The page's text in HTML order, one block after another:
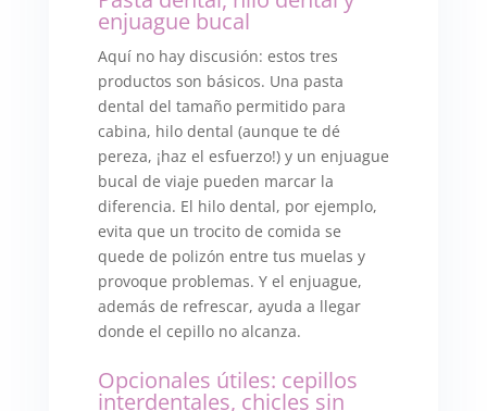
enjuague bucal
Aquí no hay discusión: estos tres
productos son básicos. Una pasta
dental del tamaño permitido para
cabina, hilo dental (aunque te dé
pereza, ¡haz el esfuerzo!) y un enjuague
bucal de viaje pueden marcar la
diferencia. El hilo dental, por ejemplo,
evita que un trocito de comida se
quede de polizón entre tus muelas y
provoque problemas. Y el enjuague,
además de refrescar, ayuda a llegar
donde el cepillo no alcanza.
Opcionales útiles: cepillos
interdentales, chicles sin